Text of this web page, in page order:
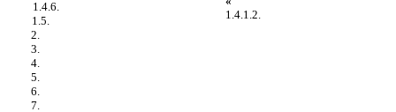
1.4.6.
1.5.
2.
3.
4.
5.
6.
7.
1.4.1.2.